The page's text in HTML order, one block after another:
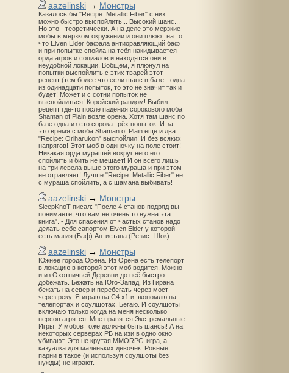
aazelinski → Монстры
Казалось бы "Recipe: Metallic Fiber" с них
можно быстро выспойлить... Высокий шанс...
Но это - теоретически. А на деле это мерзкие
мобы в мерзком окружении и они плюют на то
что Elven Elder бафала антиоравляющий баф
и при попытке спойла на тебя накидывается
орда агров и социалов и находятся они в
неудобной локации. Вобщем, я плюнул на
попытки выспойлить с этих тварей этот
рецепт (тем более что если шанс в базе - одна
из одинадцати попыток, то это не значит так и
будет! Может и с сотни попыток не
выспойлиться! Корейский рандом! Выбил
рецепт где-то после падения сорокового моба
Shaman of Plain возле орена. Хотя там шанс по
базе одна из сто сорока трёх попыток. И за
это время с моба Shaman of Plain ещё и два
"Recipe: Oriharukon" выспойлил! И без всяких
напрягов! Этот моб в одиночку на поле стоит!
Никакая орда мурашей вокруг него его
спойлить и бить не мешает! И он всего лишь
на три левела выше этого мураша и при этом
не отравляет! Лучше "Recipe: Metallic Fiber" не
с мураша спойлить, а с шамана выбивать!
aazelinski → Монстры
SleepKnoT писал: "После 4 станов подряд вы
понимаете, что вам не очень то нужна эта
книга". - Для спасения от частых станов надо
делать себе сапортом Elven Elder у которой
есть магия (Баф) Антистана (Резист Шок).
aazelinski → Монстры
Южнее города Орена. Из Орена есть телепорт
в локацию в которой этот моб водится. Можно
и из Охотничьей Деревни до неё быстро
добежать. Бежать на Юго-Запад. Из Гирана
бежать на север и перебегать через мост
через реку. Я играю на С4 х1 и экономлю на
телепортах и соулшотах. Бегаю. И соулшоты
включаю только когда на меня несколько
персов агрятся. Мне нравятся Экстремальные
Игры. У мобов тоже должны быть шансы! А на
некоторых серверах РБ на изи в одно окно
убивают. Это не крутая MMORPG-игра, а
казуалка для маленьких девочек. Ровные
парни в такое (и используя соулшоты без
нужды) не играют.